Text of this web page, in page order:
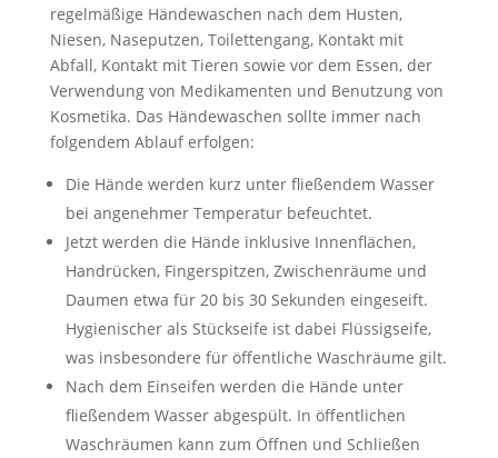
regelmäßige Händewaschen nach dem Husten,
Niesen, Naseputzen, Toilettengang, Kontakt mit
Abfall, Kontakt mit Tieren sowie vor dem Essen, der
Verwendung von Medikamenten und Benutzung von
Kosmetika. Das Händewaschen sollte immer nach
folgendem Ablauf erfolgen:
Die Hände werden kurz unter fließendem Wasser
bei angenehmer Temperatur befeuchtet.
Jetzt werden die Hände inklusive Innenflächen,
Handrücken, Fingerspitzen, Zwischenräume und
Daumen etwa für 20 bis 30 Sekunden eingeseift.
Hygienischer als Stückseife ist dabei Flüssigseife,
was insbesondere für öffentliche Waschräume gilt.
Nach dem Einseifen werden die Hände unter
fließendem Wasser abgespült. In öffentlichen
Waschräumen kann zum Öffnen und Schließen